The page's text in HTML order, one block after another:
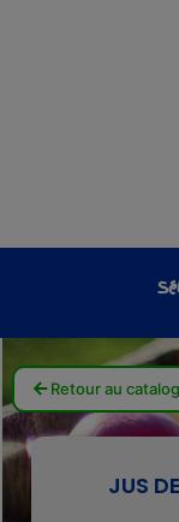
Retour au
JUS